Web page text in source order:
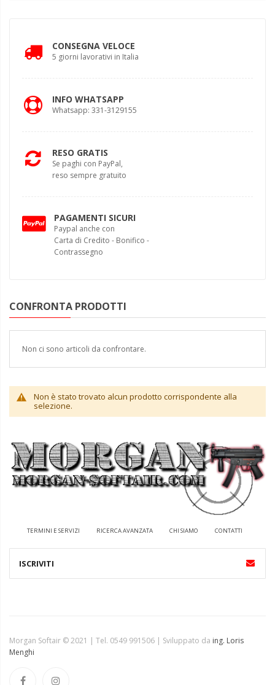
CONSEGNA VELOCE
5 giorni lavorativi in Italia
INFO WHATSAPP
Whatsapp: 331-3129155
RESO GRATIS
Se paghi con PayPal,
reso sempre gratuito
PAGAMENTI SICURI
Paypal anche con
Carta di Credito - Bonifico -
Contrassegno
CONFRONTA PRODOTTI
Non ci sono articoli da confrontare.
Non è stato trovato alcun prodotto corrispondente alla
selezione.
TERMINI E SERVIZI RICERCA AVANZATA CHI SIAMO CONTATTI
Morgan Softair © 2021 | Tel. 0549 991506 | Sviluppato da ing. Loris
Menghi